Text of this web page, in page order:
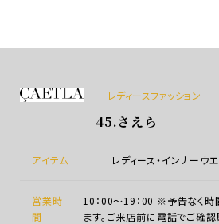
レディースファッション
45.さえら
アイテム レディース・インナーウ
営業時
間
10：00～19：00 ※予告なく
ます。ご来店前に電話でご確認